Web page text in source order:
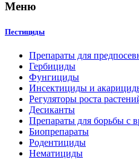
Меню
Пестициды
Препараты для
Гербициды
Фунгициды
Инсектициды и
Регуляторы роста
Десиканты
Препараты для борьбы с
Биопрепараты
Родентициды
Нематициды